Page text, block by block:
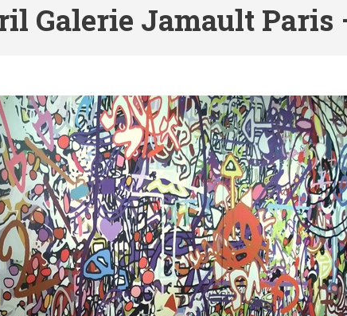
Galerie Jamault Paris